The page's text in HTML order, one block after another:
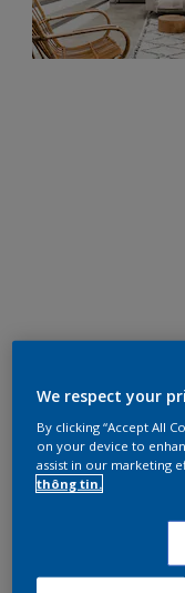
We respect your
By clicking “Accept All
on your device to
assist in our marketing
thông tin.